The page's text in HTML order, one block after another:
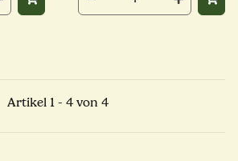
Artikel 1 - 4 von 4